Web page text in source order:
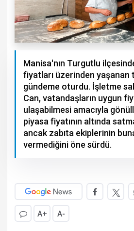
Manisa'nın Turgutlu
fiyatları üzerinden yaşanan
gündeme oturdu. İşletme
Can, vatandaşların uygun
ulaşabilmesi amacıyla
piyasa fiyatının altında
ancak zabıta ekiplerinin
vermediğini öne sürdü.
A+ A-